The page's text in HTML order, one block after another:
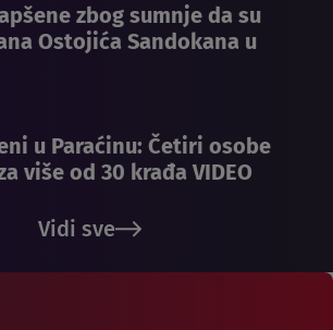
zbog sumnje da su
Ostojića Sandokana u
u Paraćinu: Četiri osobe
više od 30 krađa VIDEO
Vidi sve